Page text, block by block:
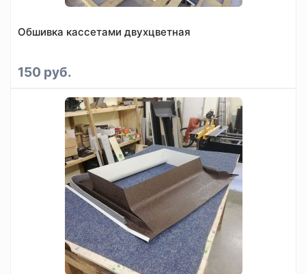
Обшивка кассетами двухцветная
150 руб.